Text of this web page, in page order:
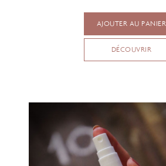
AJOUTER AU PANIER
DÉCOUVRIR